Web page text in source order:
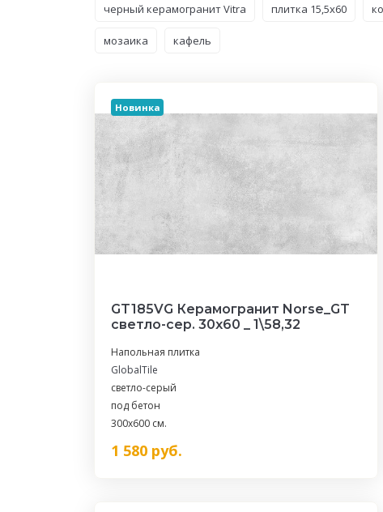
черный керамогранит Vitra плитка 15,5x60
мозаика кафель
Новинка
GT185VG Керамогранит Norse_GT
светло-сер. 30x60 _ 1\58,32
Напольная плитка
GlobalTile
светло-серый
под бетон
300x600 см.
1 580 руб.